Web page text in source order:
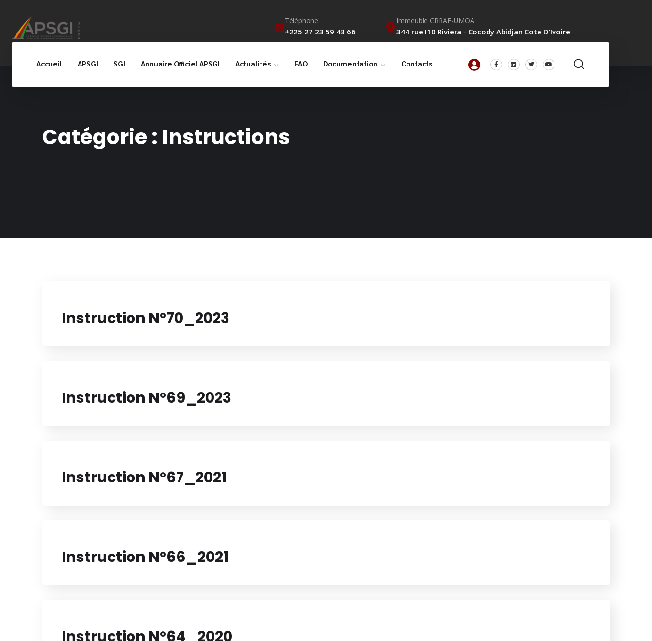
Téléphone
+225 27 23 59 48 66
Immeuble CRRAE-UMOA
344 rue I10 Riviera - Cocody Abidjan Cote D’Ivoire
Accueil APSGI SGI Annuaire Officiel APSGI Actualités FAQ Documentation Contacts
Catégorie : Instructions
Instruction N°70_2023
Instruction N°69_2023
Instruction N°67_2021
Instruction N°66_2021
Instruction N°64_2020